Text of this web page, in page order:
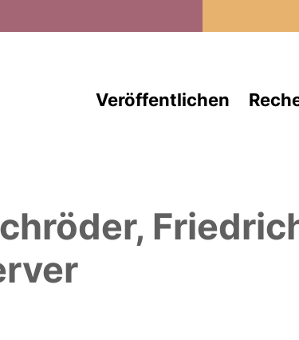
Veröffentlichen